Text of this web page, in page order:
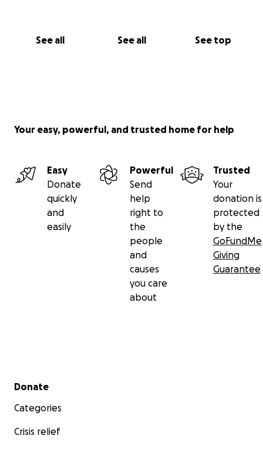
See all See all See top
Mafiz Rebollar.
Your easy, powerful, and trusted home for help
Easy
Donate
quickly
and
easily
Powerful
Send
help
right to
the
people
and
causes
you care
about
Trusted
Your
donation is
protected
by the
GoFundMe
Giving
Guarantee
Secondary menu
Donate
Categories
Crisis relief